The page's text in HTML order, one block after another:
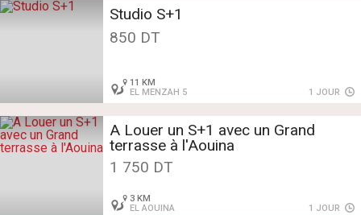
Studio S+1
850 DT
11 KM
EL MENZAH 5
1 JOUR
A Louer un S+1 avec un Grand
terrasse à l'Aouina
1 750 DT
3 KM
EL AOUINA
1 JOUR